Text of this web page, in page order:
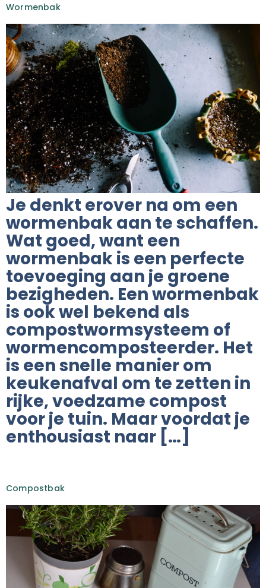
Wormenbak
Je denkt erover na om een
wormenbak aan te schaffen.
Wat goed, want een
wormenbak is een perfecte
toevoeging aan je groene
bezigheden. Een wormenbak
is ook wel bekend als
compostwormsysteem of
wormencomposteerder. Het
is een snelle manier om
keukenafval om te zetten in
rijke, voedzame compost
voor je tuin. Maar voordat je
enthousiast naar […]
Compostbak